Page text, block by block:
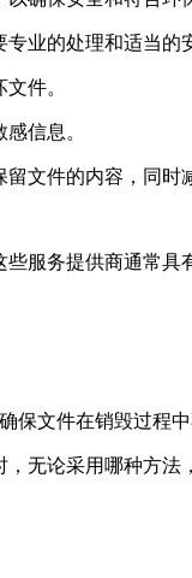
业的处理和适当的
件。
信息。
文件的内容，同时
服务提供商通常
文件在销毁过程中
无论采用哪种方法